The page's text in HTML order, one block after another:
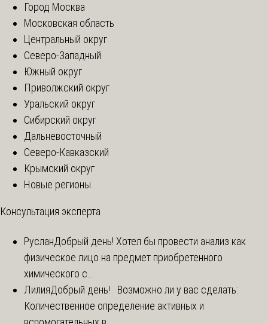
Город Москва
Московская область
Центральный округ
Северо-Западный
Южный округ
Приволжский округ
Уральский округ
Сибирский округ
Дальневосточный
Северо-Кавказский
Крымский округ
Новые регионы
Консультация эксперта
РусланДобрый день! Хотел бы провести анализ как
физическое лицо на предмет приобретенного
химического с...
ЛилияДобрый день! Возможно ли у вас сделать:
Количественное определение активных и